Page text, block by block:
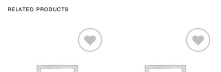
RELATED PRODUCTS